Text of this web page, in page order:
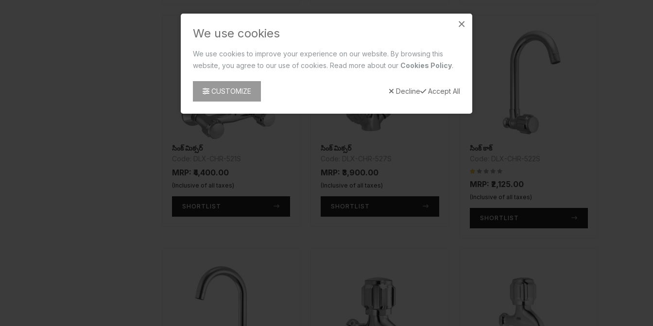
×
We use cookies
We use cookies to improve your experience on our website. By browsing this
website, you agree to our use of cookies. Read more about our Cookies Policy.
CUSTOMIZE Decline Accept All
సింక్ మిక్సర్
MRP: ₹4,400.00
(Inclusive of all taxes)
SHORTLIST
సింక్ మిక్సర్
MRP: ₹3,900.00
(Inclusive of all taxes)
SHORTLIST
సింక్ కాక్
MRP: ₹2,125.00
(Inclusive of all taxes)
SHORTLIST